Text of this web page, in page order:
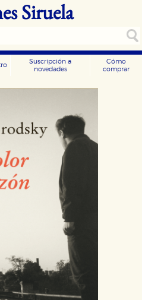
Siruela
Suscripción a
novedades
Cómo
comprar